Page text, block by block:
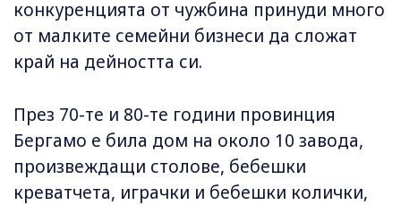
конкуренцията от чужбина принуди много
от малките семейни бизнеси да сложат
край на дейността си.
През 70-те и 80-те години провинция
Бергамо е била дом на около 10 завода,
произвеждащи столове, бебешки
креватчета, играчки и бебешки колички,